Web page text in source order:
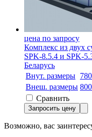
цена по запросу
Комплекс из двух
SPK-8.5.4 и SPK-
Беларусь
Внут. размеры
Внеш. размеры
Сравнить
Запросить цену
Возможно, вас